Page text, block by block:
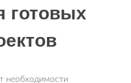
готовых
необходимости